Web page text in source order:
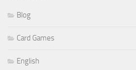
Blog
Card Games
English